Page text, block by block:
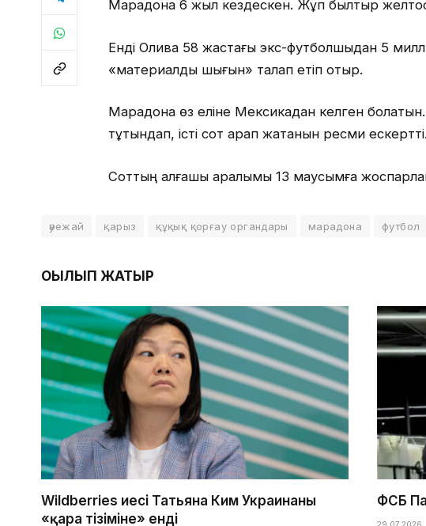
Марадона 6 жыл кездескен. Жұп былтыр
Енді Олива 58 жастағы экс-футболшыдан 5
«материалдық шығын» талап етіп отыр.
Марадона өз еліне Мексикадан келген болатын.
тұтқындап, істі сот қарап жатқанын ресми ескертті.
Соттың алғашқы қаралымы 13 маусымға
әуежай қарыз құқық қорғау органдары марадона футбол
ОҚЫЛЫП ЖАТЫР
Wildberries иесі Татьяна Ким Украинаның
«қара тізіміне» енді
ФСБ